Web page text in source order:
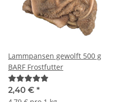
Lammpansen gewolft 500 g
BARF Frostfutter
2,40 € *